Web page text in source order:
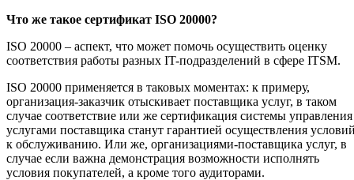
Что же такое сертификат ISO 20000?
ISO 20000 – аспект, что может помочь осуществить оценку
соответствия работы разных IT-подразделений в сфере ITSM.
ISO 20000 применяется в таковых моментах: к примеру,
организация-заказчик отыскивает поставщика услуг, в таком
случае соответствие или же сертификация системы управления
услугами поставщика станут гарантией осуществления
к обслуживанию. Или же, организациями-поставщика услуг, в
случае если важна демонстрация возможности исполнять
условия покупателей, а кроме того аудиторами.